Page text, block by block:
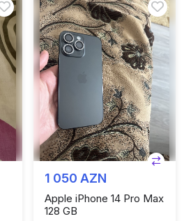
1 050 AZN
Apple iPhone 14 Pro Max
128 GB